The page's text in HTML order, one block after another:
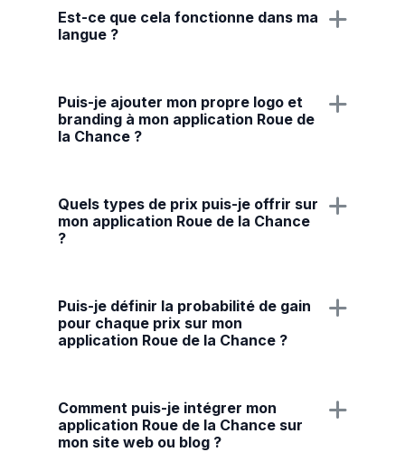
Est-ce que cela fonctionne dans ma
langue ?
Puis-je ajouter mon propre logo et
branding à mon application Roue de
la Chance ?
Quels types de prix puis-je offrir sur
mon application Roue de la Chance
?
Puis-je définir la probabilité de gain
pour chaque prix sur mon
application Roue de la Chance ?
Comment puis-je intégrer mon
application Roue de la Chance sur
mon site web ou blog ?